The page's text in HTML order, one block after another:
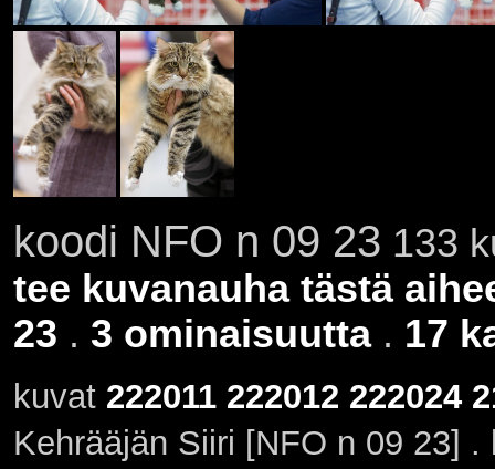
koodi NFO n 09 23 133
tee kuvanauha tästä
23 . 3 ominaisuutta. 17
kuvat 222011 222012 222024
Kehrääjän Siiri [NFO n 09 23]